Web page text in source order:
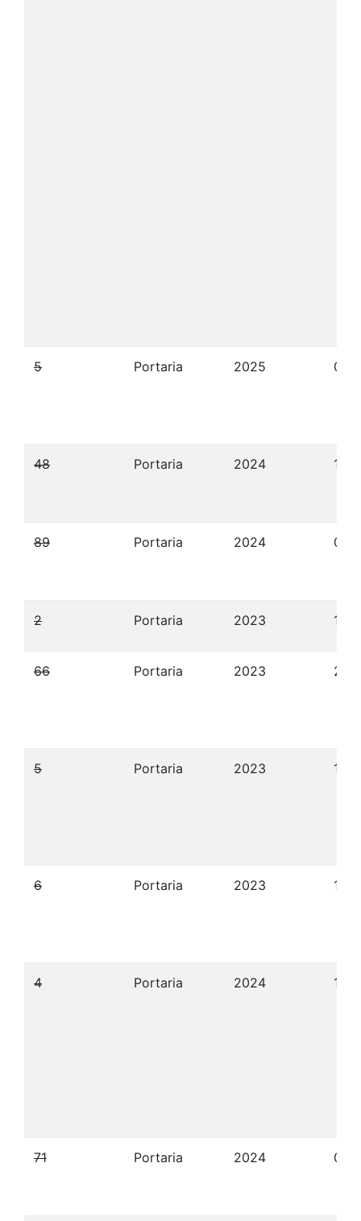
5 Portaria 2025 09/
48 Portaria 2024 19/
89 Portaria 2024 04/
2 Portaria 2023 12/
66 Portaria 2023 23/
5 Portaria 2023 12/
6 Portaria 2023 12/
4 Portaria 2024 19/
71 Portaria 2024 05/